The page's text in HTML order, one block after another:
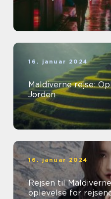
16. januar 2024
Maldiverne rejse:
Jorden
16. januar 2024
Rejsen til
oplevelse for